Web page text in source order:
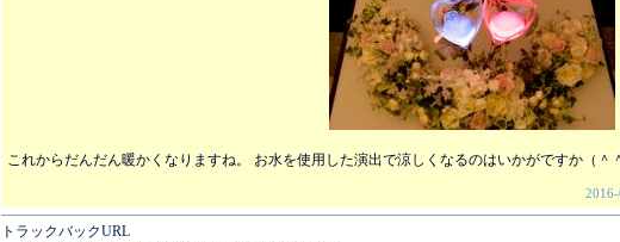
これからだんだん暖かくなりますね。 お水を使用した演出で涼しくなるのはいかがですか（＾
トラックバックURL